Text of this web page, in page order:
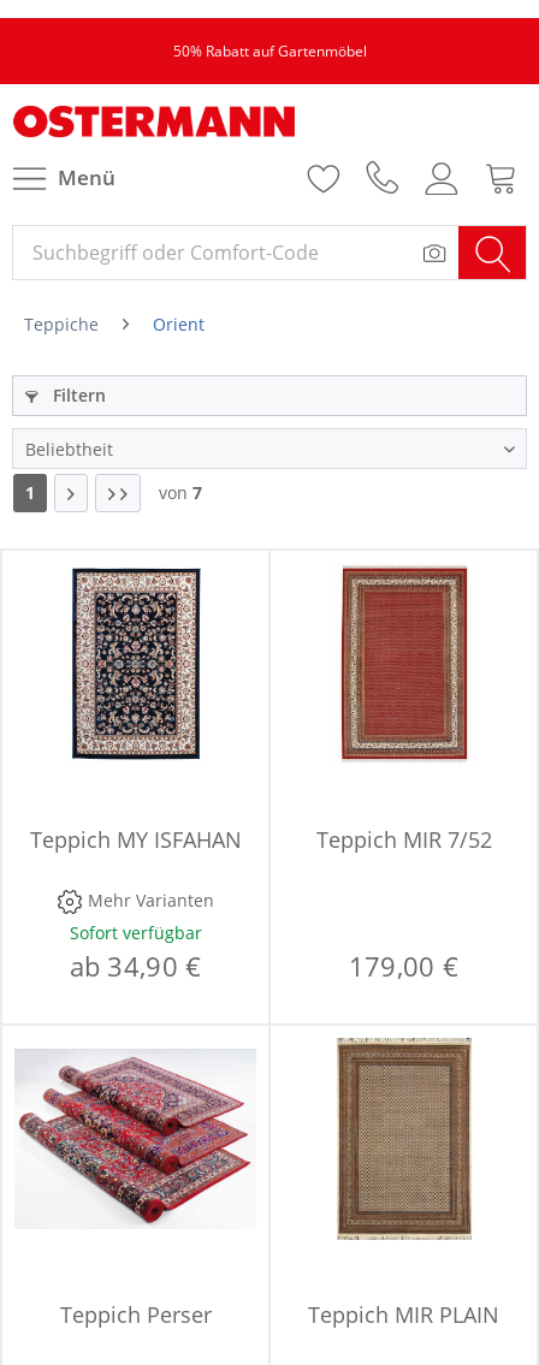
50% Rabatt auf Gartenmöbel
Menü
Teppiche Orient
Filtern
1 von 7
Teppich MY ISFAHAN
Mehr Varianten
Sofort verfügbar
ab 34,90 €
Teppich MIR 7/52
179,00 €
Teppich Perser Teppich MIR PLAIN